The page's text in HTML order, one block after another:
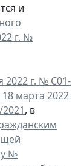
и
г. №
2022 г. № С01-
18 марта 2022
, в
№